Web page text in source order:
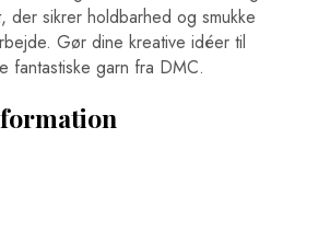
der sikrer holdbarhed og smukke
Gør dine kreative idéer til
fantastiske garn fra DMC.